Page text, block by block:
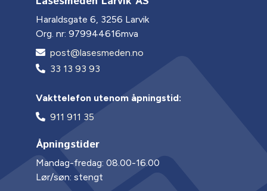
Haraldsgate 6, 3256 Larvik
Org. nr: 979944616mva
post@lasesmeden.no
33 13 93 93
Vakttelefon utenom åpningstid:
911 911 35
Åpningstider
Mandag-fredag: 08.00-16.00
Lør/søn: stengt